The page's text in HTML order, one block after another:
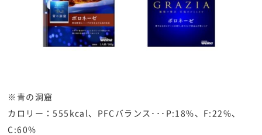
※青の洞窟
カロリー：555kcal、PFCバランス･･･P:18%、F:22%、
C:60%